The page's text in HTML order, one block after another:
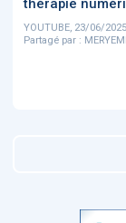
thérapie
YOUTUBE, 23/06/2025
Partagé par :